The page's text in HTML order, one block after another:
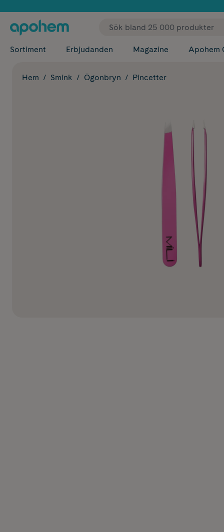
✓
Sortiment Erbjudanden Magazine Apohem
Hem Smink Ögonbryn Pincetter